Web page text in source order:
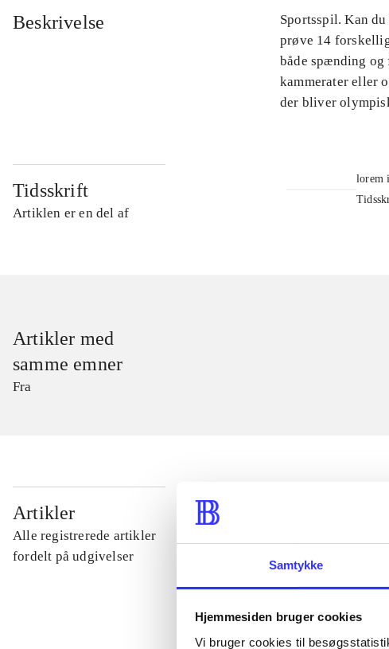
Samtykke
Hjemmesiden bruger cookies
Vi bruger cookies til
Beskrivelse
Sportsspil. Kan
prøve 14
både spænding og
kammerater eller
der bliver
Tidsskrift
Artiklen er en del af
lorem
Artikler med
samme emner
Fra
Artikler
Alle registrerede artikler
fordelt på udgivelser